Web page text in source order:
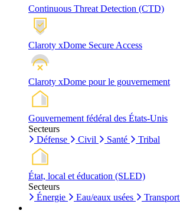
Continuous Threat Detection (CTD)
Claroty xDome Secure Access
Claroty xDome pour le gouvernement
Gouvernement fédéral des États-Unis
Secteurs
Défense
Civil Santé Tribal
État, local et éducation (SLED)
Secteurs
Énergie
Eau/eaux usées Transport